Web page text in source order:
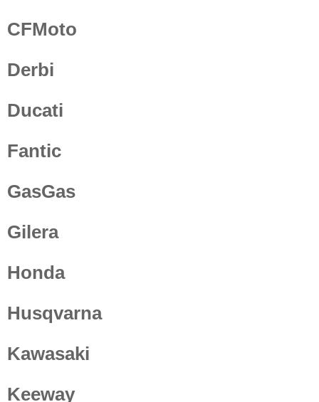
CFMoto
Derbi
Ducati
Fantic
GasGas
Gilera
Honda
Husqvarna
Kawasaki
Keeway